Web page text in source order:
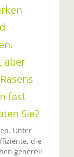
aber
fast
Sie?
Unter
die
generell